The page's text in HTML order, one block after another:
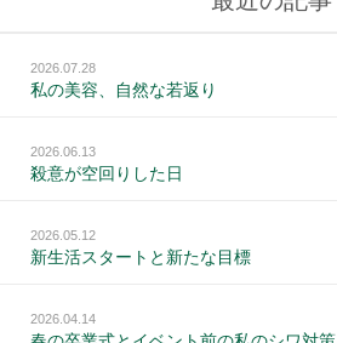
2026.07.28
私の美容、自然な若返り
2026.06.13
殺意が空回りした日
2026.05.12
新生活スタートと新たな目標
2026.04.14